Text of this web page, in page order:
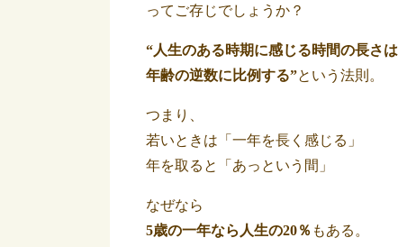
ってご存じでしょうか？
“人生のある時期に感じる時間の長さは
年齢の逆数に比例する”という法則。
つまり、
若いときは「一年を長く感じる」
年を取ると「あっという間」
なぜなら
5歳の一年なら人生の20％ もある。